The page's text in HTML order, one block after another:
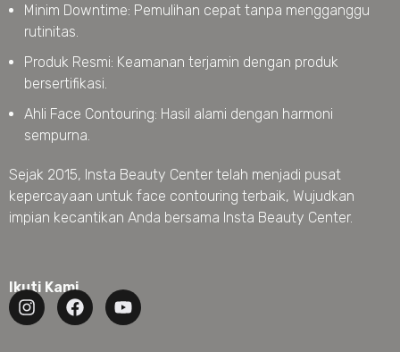
Minim Downtime: Pemulihan cepat tanpa mengganggu
rutinitas.
Produk Resmi: Keamanan terjamin dengan produk
bersertifikasi.
Ahli Face Contouring: Hasil alami dengan harmoni
sempurna.
Sejak 2015, Insta Beauty Center telah menjadi pusat
kepercayaan untuk face contouring terbaik, Wujudkan
impian kecantikan Anda bersama Insta Beauty Center.
Ikuti Kami